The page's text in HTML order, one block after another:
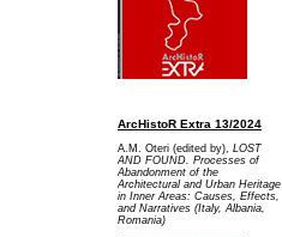
ArcHistoR Extra 13/2024
A.M. Oteri (edited by), LOST
AND FOUND. Processes of
Abandonment of the
Architectural and Urban Heritage
in Inner Areas: Causes, Effects,
and Narratives (Italy, Albania,
Romania)